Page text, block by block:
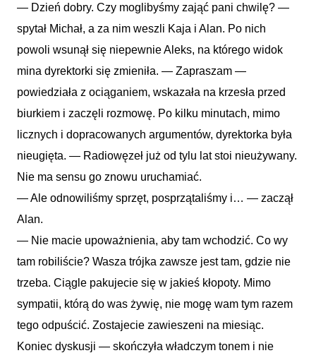
— Dzień dobry. Czy moglibyśmy zająć pani chwilę? —
spytał Michał, a za nim weszli Kaja i Alan. Po nich
powoli wsunął się niepewnie Aleks, na którego widok
mina dyrektorki się zmieniła. — Zapraszam —
powiedziała z ociąganiem, wskazała na krzesła przed
biurkiem i zaczęli rozmowę. Po kilku minutach, mimo
licznych i dopracowanych argumentów, dyrektorka była
nieugięta. — Radiowęzeł już od tylu lat stoi nieużywany.
Nie ma sensu go znowu uruchamiać.
— Ale odnowiliśmy sprzęt, posprzątaliśmy i… — zaczął
Alan.
— Nie macie upoważnienia, aby tam wchodzić. Co wy
tam robiliście? Wasza trójka zawsze jest tam, gdzie nie
trzeba. Ciągle pakujecie się w jakieś kłopoty. Mimo
sympatii, którą do was żywię, nie mogę wam tym razem
tego odpuścić. Zostajecie zawieszeni na miesiąc.
Koniec dyskusji — skończyła władczym tonem i nie